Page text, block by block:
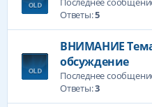
Ответы:5
ВНИМАНИЕ Тема
обсуждение
Последнее
Ответы:3